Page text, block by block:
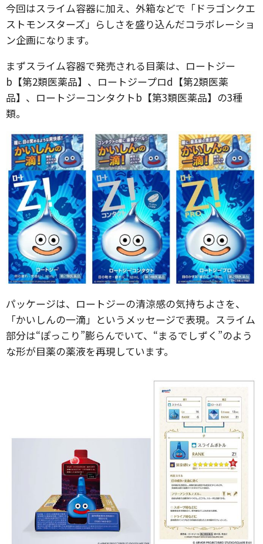
今回はスライム容器に加え、外箱などで「ドラゴンクエ
ストモンスターズ」らしさを盛り込んだコラボレーショ
ン企画になります。
まずスライム容器で発売される目薬は、ロートジー
b【第2類医薬品】、ロートジープロd【第2類医薬
品】、ロートジーコンタクトb【第3類医薬品】の3種
類。
パッケージは、ロートジーの清涼感の気持ちよさを、
「かいしんの一滴」というメッセージで表現。スライム
部分は“ぽっこり”膨らんでいて、“まるでしずく”のよう
な形が目薬の薬液を再現しています。